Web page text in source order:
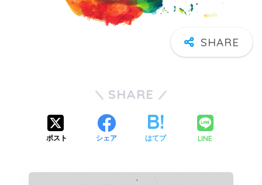
SHARE
ポスト シェア はてブ LINE